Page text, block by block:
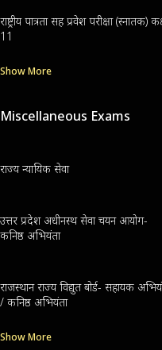
राष्ट्रीय पात्रता सह प्रवेश परीक्षा (स्नातक)
11
Show More
Miscellaneous Exams
राज्य न्यायिक सेवा
उत्तर प्रदेश अधीनस्थ सेवा चयन आयोग-
कनिष्ठ अभियंता
राजस्थान राज्य विद्युत बोर्ड- सहायक
/ कनिष्ठ अभियंता
Show More